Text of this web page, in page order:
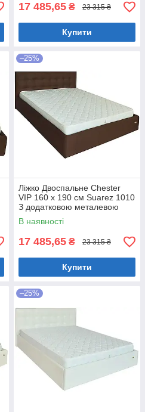
17 485,65 ₴ 23 315 ₴
Купити
–25%
Ліжко Двоспальне Chester
VIP 160 х 190 см Suarez 1010
З додатковою металевою
цільнозварною рамою
Коричневий
В наявності
17 485,65 ₴ 23 315 ₴
Купити
–25%